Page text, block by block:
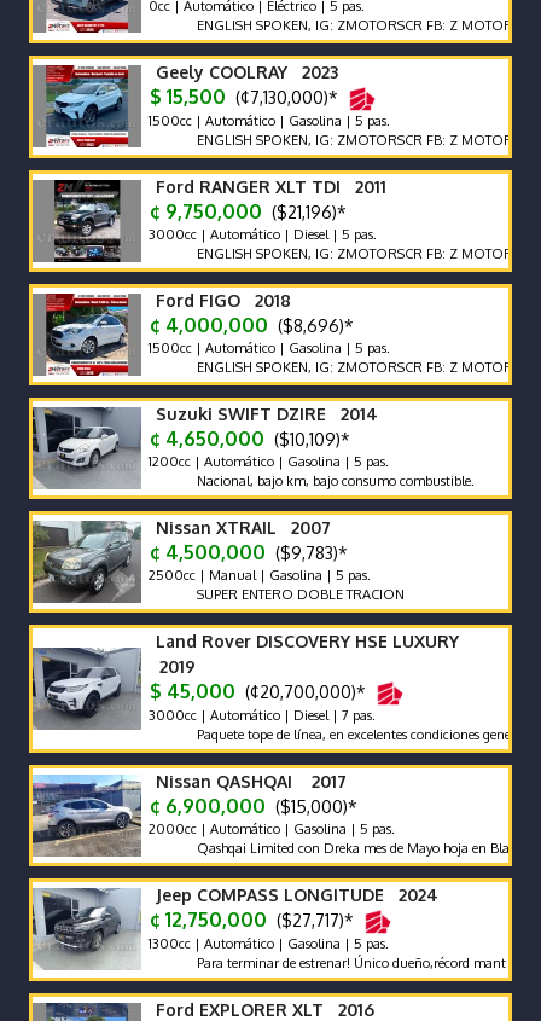
0cc | Automático | Eléctrico | 5 pas.
ENGLISH SPOKEN, IG: ZMOTORSCR FB: Z MOTORS.
Geely COOLRAY 2023
$ 15,500 (¢7,130,000)*
1500cc | Automático | Gasolina | 5 pas.
ENGLISH SPOKEN, IG: ZMOTORSCR FB: Z MOTORS.
Ford RANGER XLT TDI 2011
¢ 9,750,000 ($21,196)*
3000cc | Automático | Diesel | 5 pas.
ENGLISH SPOKEN, IG: ZMOTORSCR FB: Z MOTORS.
Ford FIGO 2018
¢ 4,000,000 ($8,696)*
1500cc | Automático | Gasolina | 5 pas.
ENGLISH SPOKEN, IG: ZMOTORSCR FB: Z MOTORS.
Suzuki SWIFT DZIRE 2014
¢ 4,650,000 ($10,109)*
1200cc | Automático | Gasolina | 5 pas.
Nacional, bajo km, bajo consumo combustible.
Nissan XTRAIL 2007
¢ 4,500,000 ($9,783)*
2500cc | Manual | Gasolina | 5 pas.
SUPER ENTERO DOBLE TRACION
Land Rover DISCOVERY HSE LUXURY
2019
$ 45,000 (¢20,700,000)*
3000cc | Automático | Diesel | 7 pas.
Paquete tope de línea, en excelentes condiciones generales.
Nissan QASHQAI 2017
¢ 6,900,000 ($15,000)*
2000cc | Automático | Gasolina | 5 pas.
Qashqai Limited con Dreka mes de Mayo hoja en Blanco
Jeep COMPASS LONGITUDE 2024
¢ 12,750,000 ($27,717)*
1300cc | Automático | Gasolina | 5 pas.
Para terminar de estrenar! Único dueño,récord mant
Ford EXPLORER XLT 2016